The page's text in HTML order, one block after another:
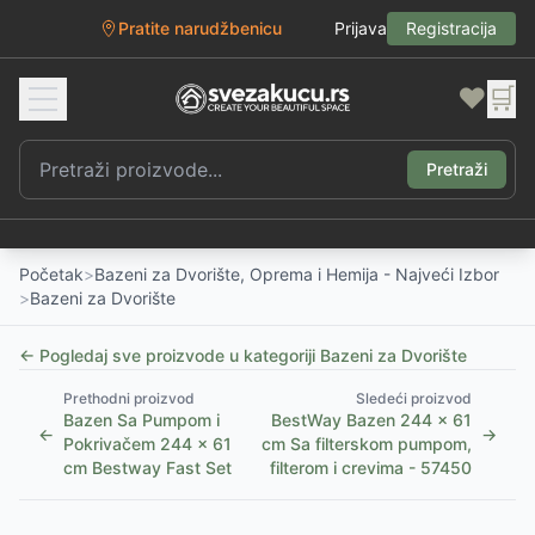
Pratite narudžbenicu Prijava Registracija
❤️ 🛒
Pretraži
Početak>Bazeni za Dvorište, Oprema i Hemija - Najveći Izbor
>Bazeni za Dvorište
← Pogledaj sve proizvode u kategoriji Bazeni za Dvorište
←
Prethodni proizvod
Bazen Sa Pumpom i
Pokrivačem 244 x 61
cm Bestway Fast Set
Sledeći proizvod
BestWay Bazen 244 x 61
cm Sa filterskom pumpom,
filterom i crevima - 57450
→